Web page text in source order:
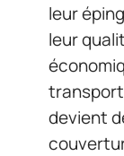
leur
leur
devient